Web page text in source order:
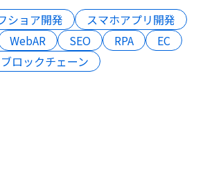
ショア開発
スマホアプリ開発
WebAR SEO RPA
EC
ブロックチェーン